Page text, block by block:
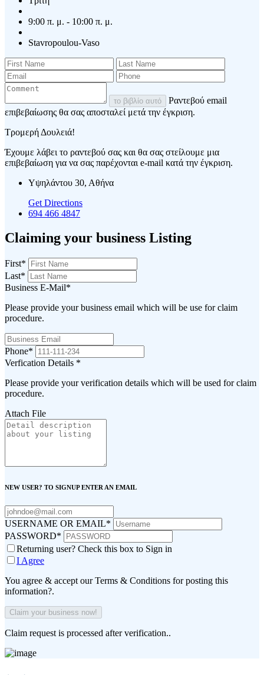
9:00 π. μ. - 10:00 π. μ.
Stavropoulou-Vaso
το βιβλίο αυτό
Ραντεβού email
επιβεβαίωσης θα σας αποσταλεί μετά την έγκριση.
Τρομερή Δουλειά!
Έχουμε λάβει το ραντεβού σας και θα σας στείλουμε μια
επιβεβαίωση για να σας παρέχονται e-mail κατά την έγκριση.
Υψηλάντου 30, Αθήνα
Get Directions
694 466 4847
Claiming your business Listing
First*
Last*
Business E-Mail*
Please provide your business email which will be use for claim
procedure.
Phone*
Verfication Details *
Please provide your verification details which will be used for claim
procedure.
Attach File
NEW USER? TO SIGNUP ENTER AN EMAIL
USERNAME OR EMAIL*
PASSWORD*
Returning user? Check this box to Sign in
I Agree
You agree & accept our Terms & Conditions for posting this
information?.
Claim request is processed after verification..